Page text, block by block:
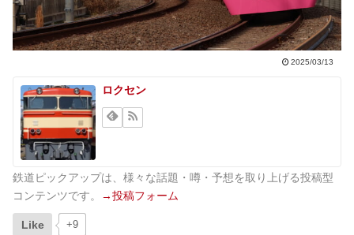
2025/03/13
ロクセン
鉄道ピックアップは、様々な話題・噂・予想を取り上げる投稿型
コンテンツです。
→投稿フォーム
Like +9